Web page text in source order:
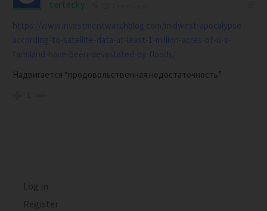
terlecky
https://www.investmentwatchblog.com/midwest-apocalypse-
according-to-satellite-data-at-least-1-million-acres-of-u-s-
farmland-have-been-devastated-by-floods/
Надвигается “продовольственная недостаточность”
1
Log in
Register